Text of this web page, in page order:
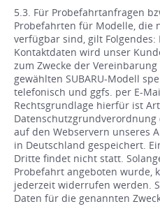
5.3. Für Probefahrtanfragen
Probefahrten für Modelle, die
verfügbar sind, gilt Folgendes:
Kontaktdaten wird unser
zum Zwecke der
gewählten SUBARU-Modell
telefonisch und ggfs. per E-
Rechtsgrundlage hierfür ist
Datenschutzgrundverordnung
auf den Webservern unseres
in Deutschland gespeichert.
Dritte findet nicht statt.
Probefahrt angeboten wurde,
jederzeit widerrufen werden.
Daten für die genannten